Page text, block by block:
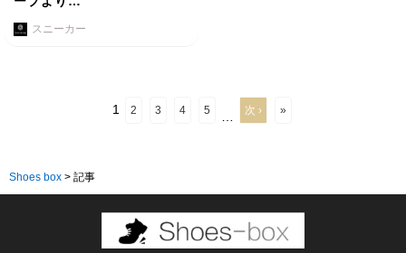
スニーカー
1 2 3 4 5 次 › »
Shoes box > 記事